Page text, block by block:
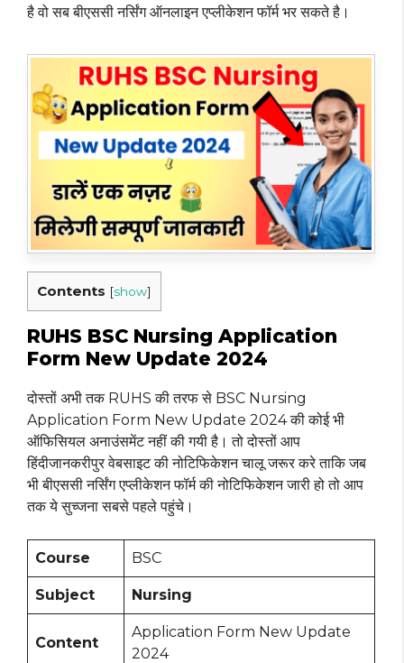
है वो सब बीएससी नर्सिंग ऑनलाइन एप्लीकेशन फॉर्म भर सकते है।
Contents [show]
RUHS BSC Nursing Application
Form New Update 2024
दोस्तों अभी तक RUHS की तरफ से BSC Nursing
Application Form New Update 2024 की कोई भी
ऑफिसियल अनाउंसमेंट नहीं की गयी है। तो दोस्तों आप
हिंदीजानकरीपुर वेबसाइट की नोटिफिकेशन चालू जरूर करे ताकि जब
भी बीएससी नर्सिंग एप्लीकेशन फॉर्म की नोटिफिकेशन जारी हो तो आप
तक ये सुच्जना सबसे पहले पहुंचे।
Course BSC
Subject Nursing
Content
Application Form New Update
2024